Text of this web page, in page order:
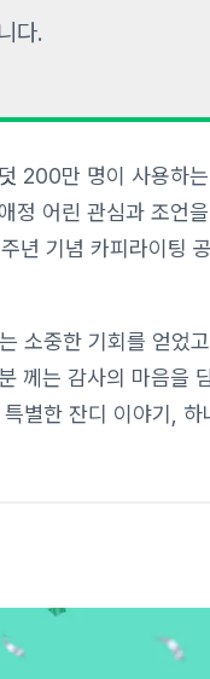
다.
200만 명이 사용하
정 어린 관심과 조언
년 기념 카피라이팅
소중한 기회를 얻었
께는 감사의 마음을
별한 잔디 이야기, 하